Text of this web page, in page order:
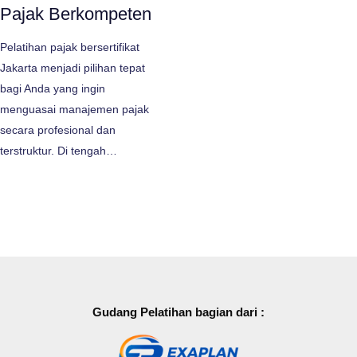
Pajak Berkompeten
Pelatihan pajak bersertifikat
Jakarta menjadi pilihan tepat
bagi Anda yang ingin
menguasai manajemen pajak
secara profesional dan
terstruktur. Di tengah…
Gudang Pelatihan bagian dari :